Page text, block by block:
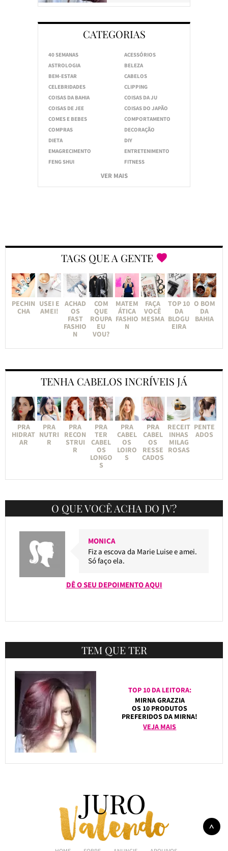
CATEGORIAS
40 SEMANAS
ACESSÓRIOS
ASTROLOGIA
BELEZA
BEM-ESTAR
CABELOS
CELEBRIDADES
CLIPPING
COISAS DA BAHIA
COISAS DA JU
COISAS DE JEE
COISAS DO JAPÃO
COMES E BEBES
COMPORTAMENTO
COMPRAS
DECORAÇÃO
DIETA
DIY
EMAGRECIMENTO
ENTRETENIMENTO
FENG SHUI
FITNESS
VER MAIS
TAGS QUE A GENTE
PECHIN
CHA
USEI E
AMEI!
ACHAD
OS
FAST
FASHIO
N
COM
QUE
ROUPA
EU
VOU?
MATEM
ÁTICA
FASHIO
N
FAÇA
VOCÊ
MESMA
TOP 10
DA
BLOGU
EIRA
O BOM
DA
BAHIA
TENHA CABELOS INCRÍVEIS JÁ
PRA
HIDRAT
AR
PRA
NUTRI
R
PRA
RECON
STRUI
R
PRA
TER
CABEL
OS
LONGO
S
PRA
CABEL
OS
LOIRO
S
PRA
CABEL
OS
RESSE
CADOS
RECEIT
INHAS
MILAG
ROSAS
PENTE
ADOS
O QUE VOCÊ ACHA DO JV?
MONICA
Fiz a escova da Marie Luise e amei.
Só faço ela.
DÊ O SEU DEPOIMENTO AQUI
TEM QUE TER
TOP 10 DA LEITORA:
MIRNA GRAZZIA
OS 10 PRODUTOS
PREFERIDOS DA MIRNA!
VEJA MAIS